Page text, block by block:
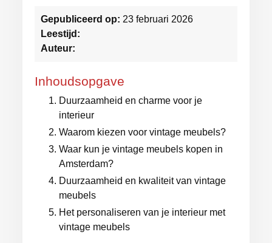
Gepubliceerd op: 23 februari 2026
Leestijd:
Auteur:
Inhoudsopgave
Duurzaamheid en charme voor je
interieur
Waarom kiezen voor vintage meubels?
Waar kun je vintage meubels kopen in
Amsterdam?
Duurzaamheid en kwaliteit van vintage
meubels
Het personaliseren van je interieur met
vintage meubels